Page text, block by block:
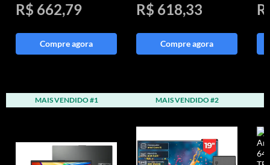
R$ 662,79
Compre agora
R$ 618,33
Compre agora
MAIS VENDIDO #1 MAIS VENDIDO #2